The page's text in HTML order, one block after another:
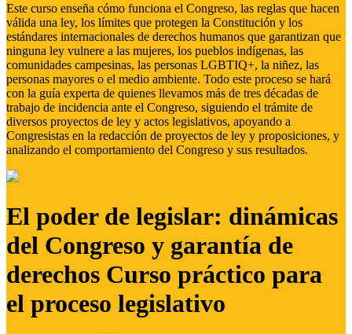
Este curso enseña cómo funciona el Congreso, las reglas que hacen
válida una ley, los límites que protegen la Constitución y los
estándares internacionales de derechos humanos que garantizan que
ninguna ley vulnere a las mujeres, los pueblos indígenas, las
comunidades campesinas, las personas LGBTIQ+, la niñez, las
personas mayores o el medio ambiente. Todo este proceso se hará
con la guía experta de quienes llevamos más de tres décadas de
trabajo de incidencia ante el Congreso, siguiendo el trámite de
diversos proyectos de ley y actos legislativos, apoyando a
Congresistas en la redacción de proyectos de ley y proposiciones, y
analizando el comportamiento del Congreso y sus resultados.
El poder de legislar: dinámicas
del Congreso y garantía de
derechos Curso práctico para
el proceso legislativo